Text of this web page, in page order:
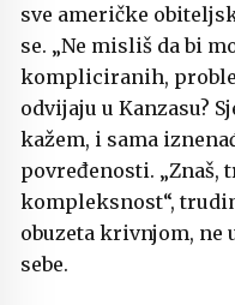
sve američke
se. „Ne misliš da bi
kompliciranih,
odvijaju u Kanzasu?
kažem, i sama
povređenosti. „Znaš,
kompleksnost“,
obuzeta krivnjom, ne
sebe.